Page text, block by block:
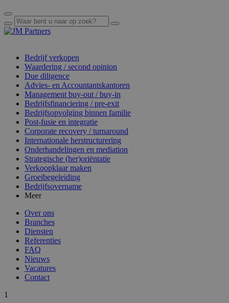
Bedrijf verkopen
Waardering / second opinion
Due diligence
Advies- en Accountantskantoren
Management buy-out / buy-in
Bedrijfsfinanciering / pre-exit
Bedrijfsopvolging binnen familie
Post-fusie en integratie
Corporate recovery / turnaround
Internationale herstructurering
Onderhandelingen en mediation
Strategische (her)oriëntatie
Verkoopklaar maken
Groeibegeleiding
Bedrijfsovername
Meer
Over ons
Branches
Diensten
Referenties
FAQ
Nieuws
Vacatures
Contact
1